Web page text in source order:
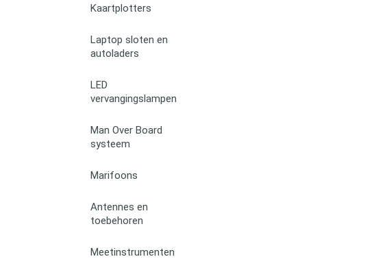
Kaartplotters
Laptop sloten en
autoladers
LED
vervangingslampen
Man Over Board
systeem
Marifoons
Antennes en
toebehoren
Meetinstrumenten